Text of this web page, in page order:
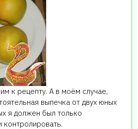
к рецепту. А в моём случае,
выпечка от двух юных
я должен был только
контролировать.